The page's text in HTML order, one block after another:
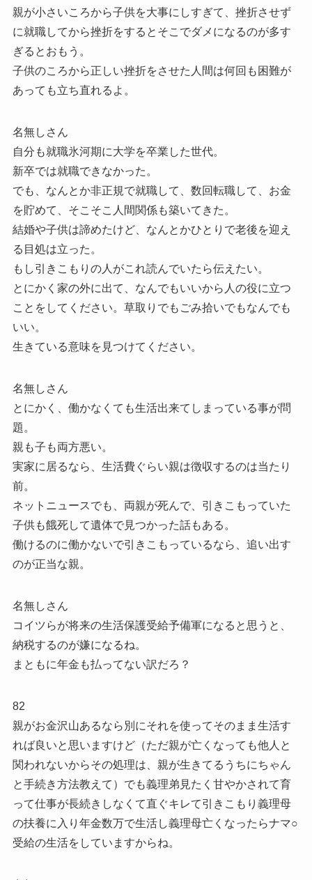
親が小さいころから子供を大事にしすぎて、挫折させず
に就職してから挫折をするとそこでダメになるのが多す
ぎるとおもう。
子供のころから正しい挫折をさせた人間は何回も困難が
あっても立ち直れるよ。
名無しさん
自分も就職氷河期に大学を卒業した世代。
新卒では就職できなかった。
でも、なんとか非正規で就職して、数回転職して、お金
を貯めて、そこそこ人間関係も築いてきた。
結婚や子供は諦めたけど、なんとかひとりで老後を迎え
る目処は立った。
もし引きこもりの人がこれ読んでいたら伝えたい。
とにかく家の外に出て、なんでもいいから人の役に立つ
ことをしてください。草取りでもごみ拾いでもなんでも
いい。
生きている意味を見つけてください。
名無しさん
とにかく、働かなくても生活出来てしまっている事が問
題。
親も子も両方悪い。
実家に居るなら、生活費ぐらい親は徴収するのは当たり
前。
ネットニュースでも、両親が死んで、引きこもっていた
子供も餓死して遺体で見つかった話もある。
働けるのに働かないで引きこもっているなら、追い出す
のが正当な親。
名無しさん
コイツらが将来の生活保護受給予備軍になると思うと、
納税するのが嫌になるね。
まともに年金も払ってない訳だろ？
82
親がお金沢山あるなら別にそれを使ってそのまま生活す
れば良いと思いますけど（ただ親が亡くなっても他人と
関われないからその処理は、親が生きてるうちにちゃん
と手続き方法教えて）でも義理弟見たく甘やかされて育
って仕事が長続きしなくて直ぐキレて引きこもり義理母
の扶養に入り年金数万で生活し義理母亡くなったらナマ○
受給の生活をしていますからね。